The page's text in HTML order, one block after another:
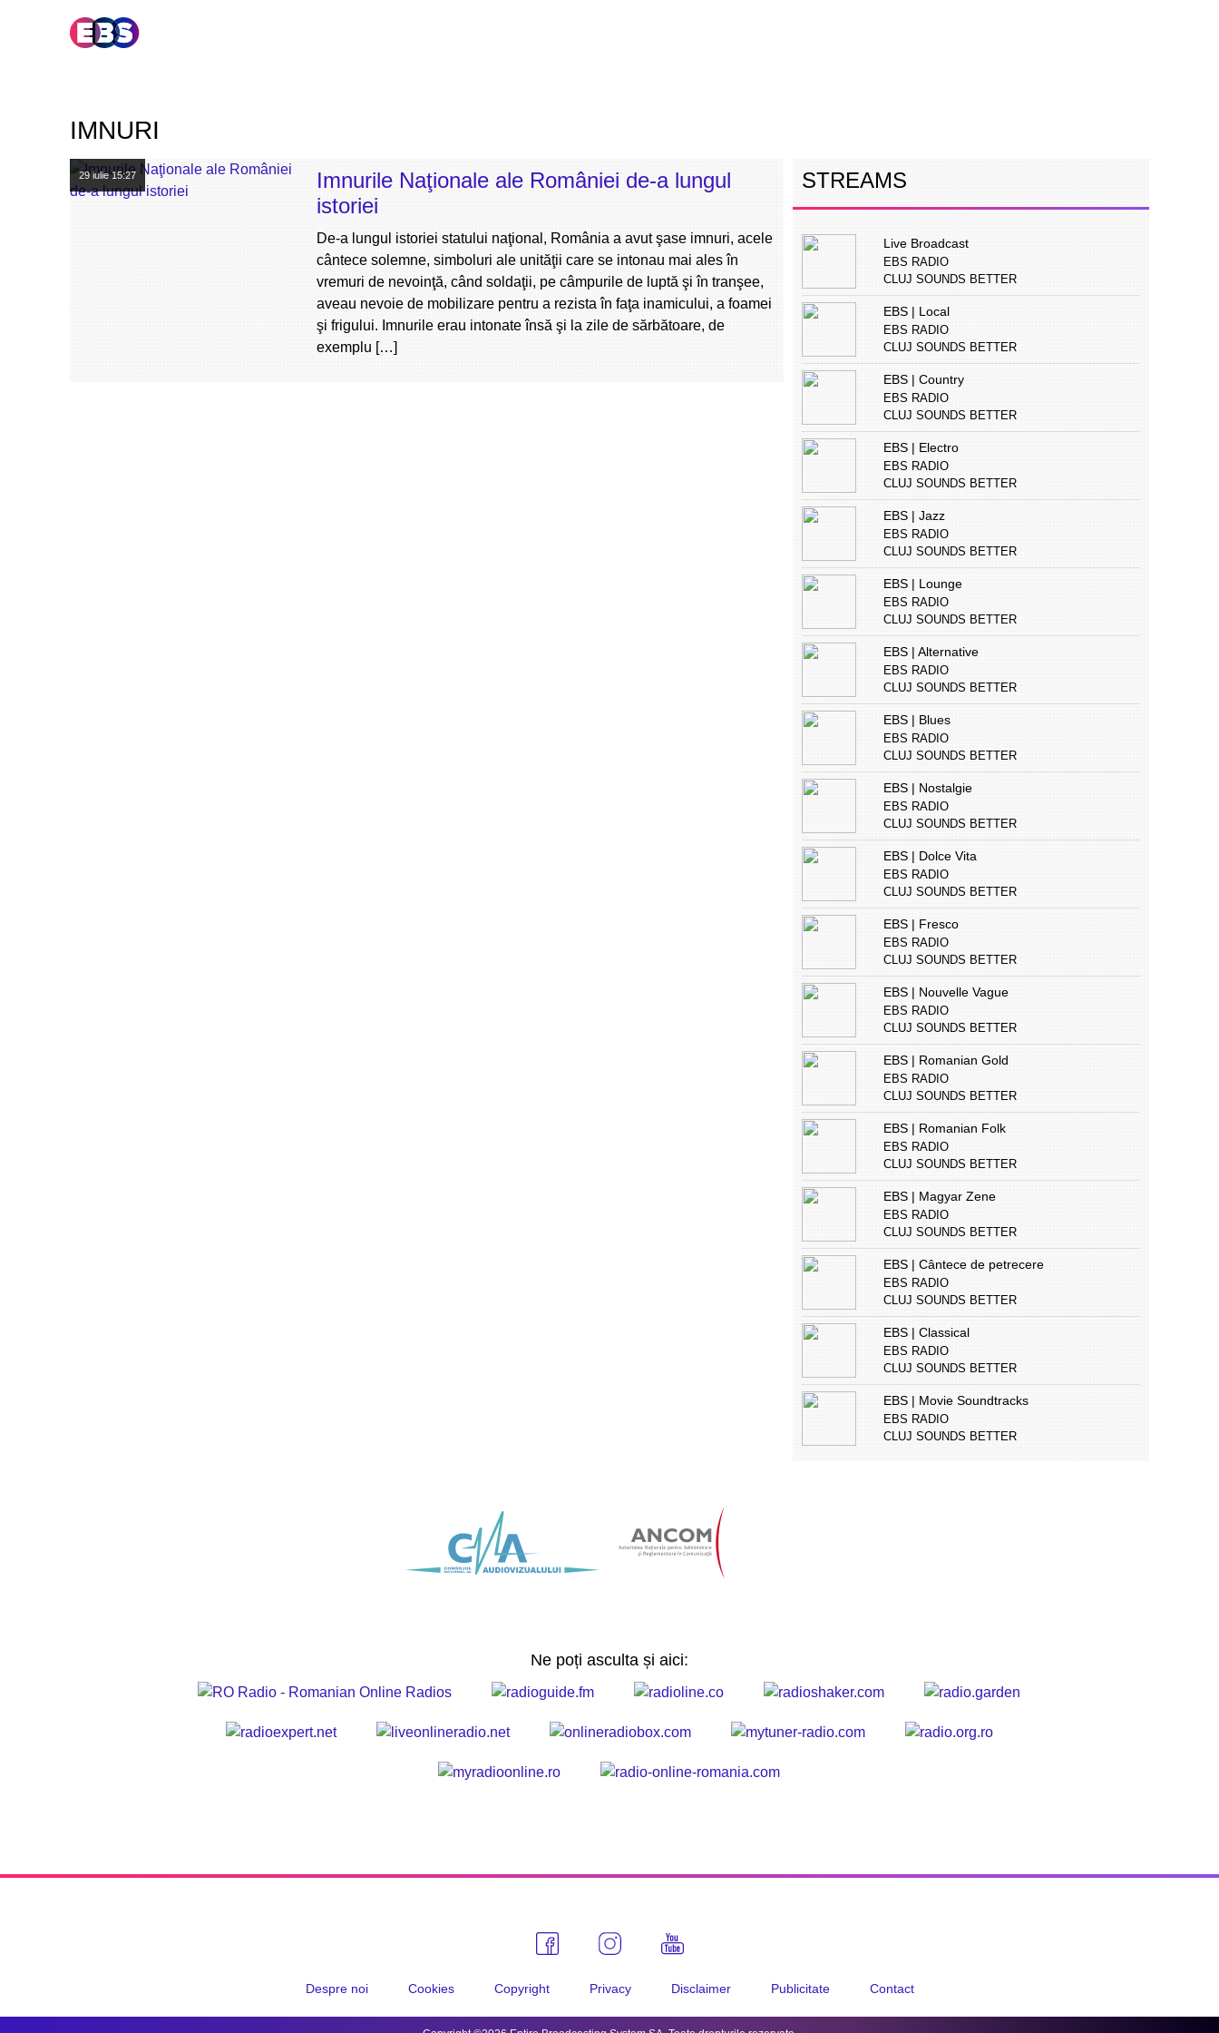
IMNURI
29 iulie15:27
Imnurile Naţionale ale României de-a lungul
istoriei
De-a lungul istoriei statului naţional, România a avut şase imnuri, acele
cântece solemne, simboluri ale unităţii care se intonau mai ales în
vremuri de nevoinţă, când soldaţii, pe câmpurile de luptă şi în tranşee,
aveau nevoie de mobilizare pentru a rezista în faţa inamicului, a foamei
şi frigului. Imnurile erau intonate însă şi la zile de sărbătoare, de
exemplu […]
STREAMS
Live Broadcast
EBS RADIO
CLUJ SOUNDS BETTER
EBS | Local
EBS RADIO
CLUJ SOUNDS BETTER
EBS | Country
EBS RADIO
CLUJ SOUNDS BETTER
EBS | Electro
EBS RADIO
CLUJ SOUNDS BETTER
EBS | Jazz
EBS RADIO
CLUJ SOUNDS BETTER
EBS | Lounge
EBS RADIO
CLUJ SOUNDS BETTER
EBS | Alternative
EBS RADIO
CLUJ SOUNDS BETTER
EBS | Blues
EBS RADIO
CLUJ SOUNDS BETTER
EBS | Nostalgie
EBS RADIO
CLUJ SOUNDS BETTER
EBS | Dolce Vita
EBS RADIO
CLUJ SOUNDS BETTER
EBS | Fresco
EBS RADIO
CLUJ SOUNDS BETTER
EBS | Nouvelle Vague
EBS RADIO
CLUJ SOUNDS BETTER
EBS | Romanian Gold
EBS RADIO
CLUJ SOUNDS BETTER
EBS | Romanian Folk
EBS RADIO
CLUJ SOUNDS BETTER
EBS | Magyar Zene
EBS RADIO
CLUJ SOUNDS BETTER
EBS | Cântece de petrecere
EBS RADIO
CLUJ SOUNDS BETTER
EBS | Classical
EBS RADIO
CLUJ SOUNDS BETTER
EBS | Movie Soundtracks
EBS RADIO
CLUJ SOUNDS BETTER
Ne poți asculta și aici:
Despre noi Cookies Copyright Privacy Disclaimer Publicitate Contact